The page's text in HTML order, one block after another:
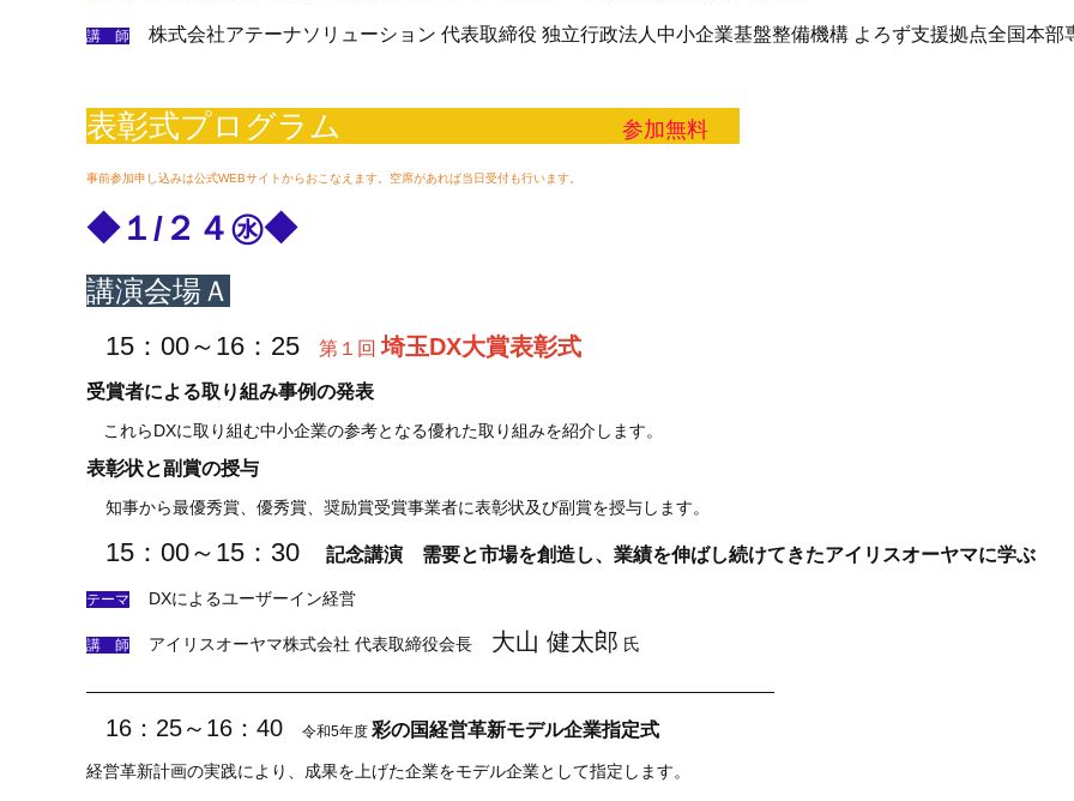
講 師 株式会社アテーナソリューション 代表取締役 独立行政法人中小企業基盤整備機構 よろず支援拠点全国本
表彰式プログラム 参加無料
事前参加申し込みは公式WEBサイトからおこなえます。空席があれば当日受付も行います。
◆１/２４㊌◆
講演会場Ａ
15：00～16：25 第１回 埼玉DX大賞表彰式
受賞者による取り組み事例の発表
これらDXに取り組む中小企業の参考となる優れた取り組みを紹介します。
表彰状と副賞の授与
知事から最優秀賞、優秀賞、奨励賞受賞事業者に表彰状及び副賞を授与します。
15：00～15：30 記念講演 需要と市場を創造し、業績を伸ばし続けてきたアイリスオーヤマに学ぶ
テーマ DXによるユーザーイン経営
講 師 アイリスオーヤマ株式会社 代表取締役会長 大山 健太郎 氏
16：25～16：40 令和5年度 彩の国経営革新モデル企業指定式
経営革新計画の実践により、成果を上げた企業をモデル企業として指定します。